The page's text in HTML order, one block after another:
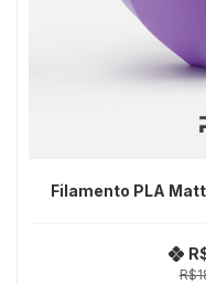
Filamento PLA